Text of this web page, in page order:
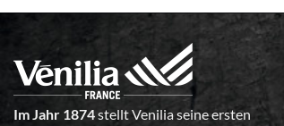
Im Jahr 1874stellt Venilia seine ersten